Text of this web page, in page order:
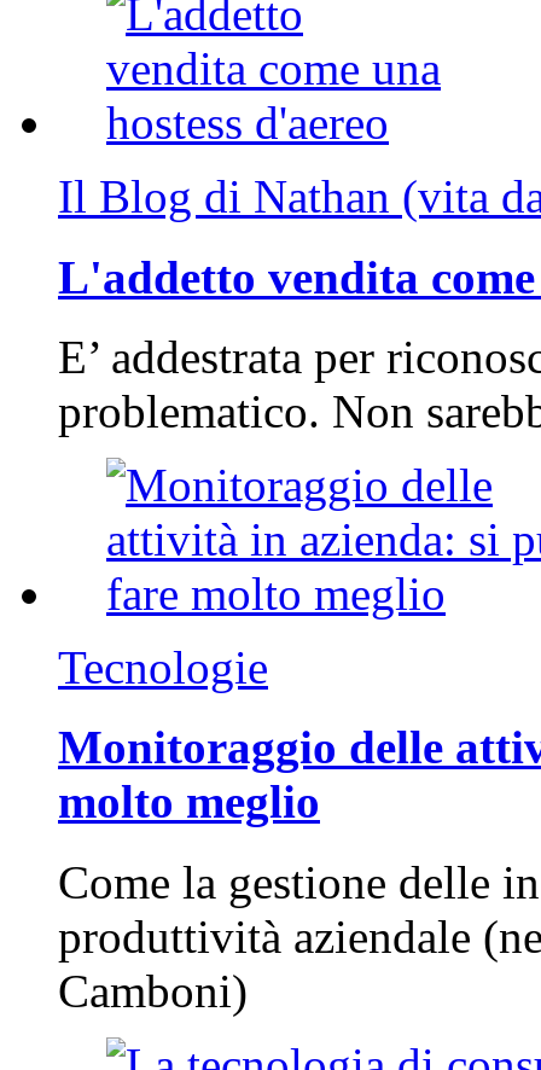
Il Blog di Nathan (vita
L'addetto vendita
E’ addestrata per
problematico. Non
Tecnologie
Monitoraggio delle
molto meglio
Come la gestione delle
produttività aziendale
Camboni)